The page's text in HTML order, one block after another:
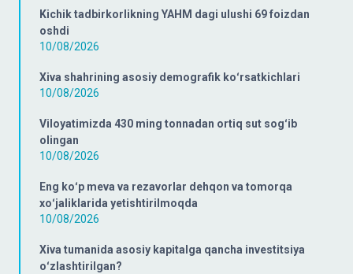
Kichik tadbirkorlikning YAHM dagi ulushi 69 foizdan
oshdi
10/08/2026
Xiva shahrining asosiy demografik koʻrsatkichlari
10/08/2026
Viloyatimizda 430 ming tonnadan ortiq sut sogʻib
olingan
10/08/2026
Eng koʻp meva va rezavorlar dehqon va tomorqa
xoʻjaliklarida yetishtirilmoqda
10/08/2026
Xiva tumanida asosiy kapitalga qancha investitsiya
oʻzlashtirilgan?